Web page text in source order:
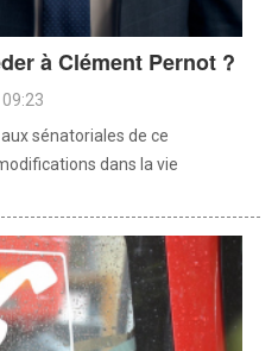
à Clément Pernot ?
sénatoriales de ce
dans la vie